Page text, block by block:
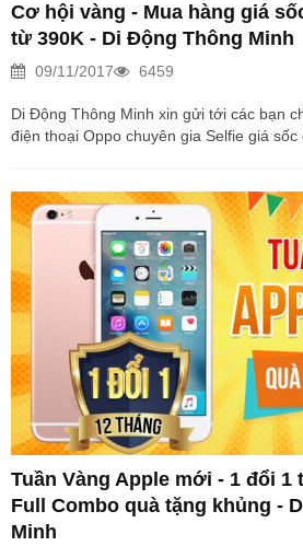
Cơ hội vàng - Mua hàng giá
từ 390K - Di Động Thông Minh
09/11/2017 6459
Di Động Thông Minh xin gửi tới các bạn
điện thoại Oppo chuyên gia Selfie giá
Trong thời gian diễn ra chương trình
F3 Lite (A57) với giá niêm yết chính hãng
hỗ trợ giảm mức phí cần trả trước cho
chỉ 890.000vnđ nhưng Di Động Thông
thêm 500.000vnđ quà tặng cho khách
chỉ cần trả...
Tuần Vàng Apple mới - 1 đổi 1
Full Combo quà tặng khủng -
Minh